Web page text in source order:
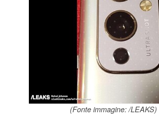
(Fonte immagine: /LEAKS)